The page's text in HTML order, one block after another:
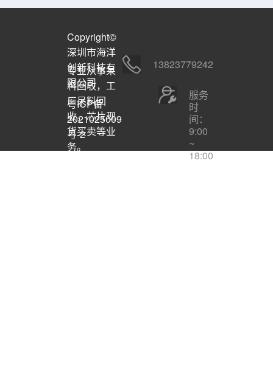
Copyright©
深圳市海洋
创新科技有
限公司
专业从事呆
料回收，工
厂呆料回
收，芯片现
货买卖等业
务。
粤ICP备
2021025009
号-2
13823779242
服务
时
间：
9:00
~
18:00